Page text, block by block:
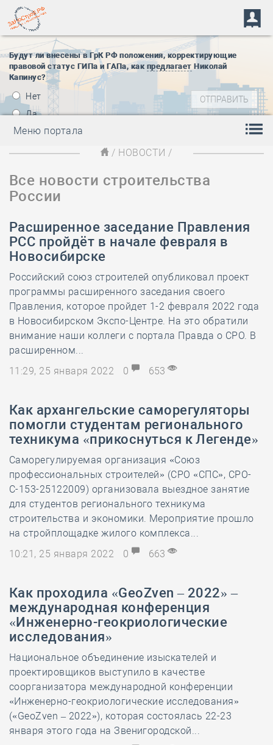
Будут ли внесены в ГрК РФ положения, корректирующие
правовой статус ГИПа и ГАПа, как предлагает Николай
Капинус?
Нет
Да
Меню портала
/ НОВОСТИ /
Все новости строительства
России
Расширенное заседание Правления
РСС пройдёт в начале февраля в
Новосибирске
Российский союз строителей опубликовал проект
программы расширенного заседания своего
Правления, которое пройдет 1-2 февраля 2022 года
в Новосибирском Экспо-Центре. На это обратили
внимание наши коллеги с портала Правда о СРО. В
расширенном...
11:29, 25 января 2022
0 653
Как архангельские саморегуляторы
помогли студентам регионального
техникума «прикоснуться к Легенде»
Саморегулируемая организация «Союз
профессиональных строителей» (СРО «СПС», СРО-
С-153-25122009) организовала выездное занятие
для студентов регионального техникума
строительства и экономики. Мероприятие прошло
на стройплощадке жилого комплекса...
10:21, 25 января 2022
0 663
Как проходила «GeoZven – 2022» –
международная конференция
«Инженерно-геокриологические
исследования»
Национальное объединение изыскателей и
проектировщиков выступило в качестве
соорганизатора международной конференции
«Инженерно-геокриологические исследования»
(«GeoZven – 2022»), которая состоялась 22-23
января этого года на Звенигородской...